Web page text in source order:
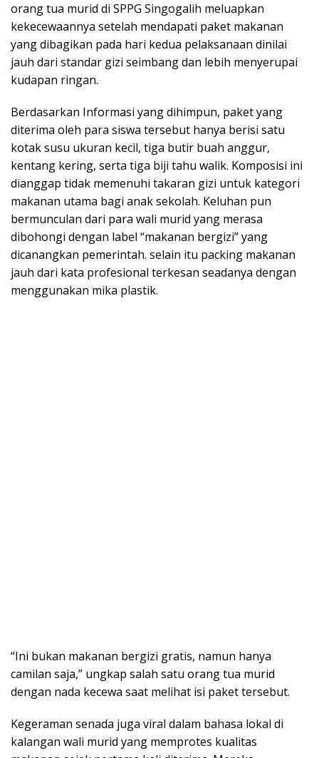
orang tua murid di SPPG Singogalih meluapkan
kekecewaannya setelah mendapati paket makanan
yang dibagikan pada hari kedua pelaksanaan dinilai
jauh dari standar gizi seimbang dan lebih menyerupai
kudapan ringan.
Berdasarkan Informasi yang dihimpun, paket yang
diterima oleh para siswa tersebut hanya berisi satu
kotak susu ukuran kecil, tiga butir buah anggur,
kentang kering, serta tiga biji tahu walik. Komposisi ini
dianggap tidak memenuhi takaran gizi untuk kategori
makanan utama bagi anak sekolah. Keluhan pun
bermunculan dari para wali murid yang merasa
dibohongi dengan label “makanan bergizi” yang
dicanangkan pemerintah. selain itu packing makanan
jauh dari kata profesional terkesan seadanya dengan
menggunakan mika plastik.
“Ini bukan makanan bergizi gratis, namun hanya
camilan saja,” ungkap salah satu orang tua murid
dengan nada kecewa saat melihat isi paket tersebut.
Kegeraman senada juga viral dalam bahasa lokal di
kalangan wali murid yang memprotes kualitas